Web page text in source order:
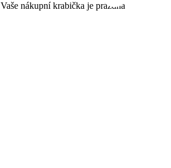
Vaše nákupní krabička je prázdná